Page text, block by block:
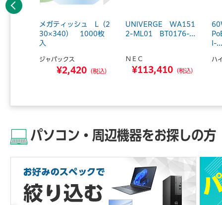
メガティッシュ L（2
30×340） 1000枚
入
ジャパックス
¥2,420 （税込）
UNIVERGE WA151
2-ML01 BT0176-...
ＮＥＣ
¥113,410 （税込）
I-...
ハ
前へ
パソコン・周辺機器をお探しの方